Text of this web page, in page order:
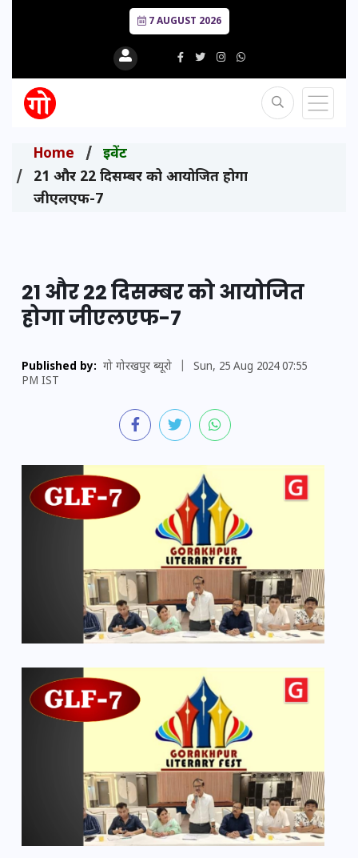
7 AUGUST 2026
Home
इवेंट
21 और 22 दिसम्बर को आयोजित होगा
जीएलएफ-7
21 और 22 दिसम्बर को आयोजित
होगा जीएलएफ-7
Published by: गो गोरखपुर ब्यूरो
Sun, 25 Aug 2024 07:55
PM IST